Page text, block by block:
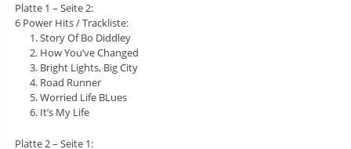
Platte 1 – Seite 2:
6 Power Hits / Trackliste:
Story Of Bo Diddley
How You’ve Changed
Bright Lights, Big City
Road Runner
Worried Life BLues
It’s My Life
Platte 2 – Seite 1: